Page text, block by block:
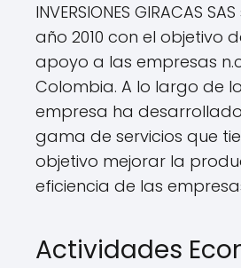
INVERSIONES GIRACAS
año 2010 con el objetivo
apoyo a las empresas
Colombia. A lo largo de
empresa ha
gama de servicios que
objetivo mejorar la
eficiencia de las
Actividades